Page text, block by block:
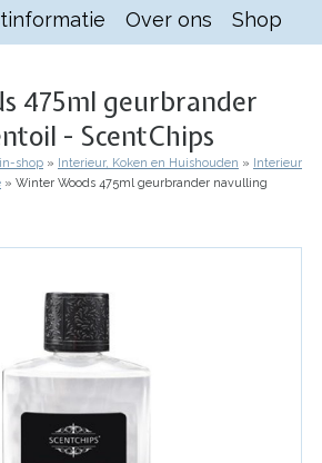
Over ons Shop
475ml geurbrander
- ScentChips
shop Interieur, Koken en Huishouden
Interieur
Winter Woods 475ml geurbrander navulling